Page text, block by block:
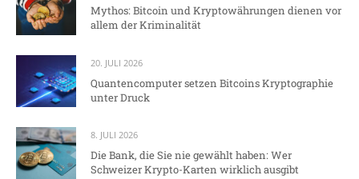
Mythos: Bitcoin und Kryptowährungen dienen vor
allem der Kriminalität
20. JULI 2026
Quantencomputer setzen Bitcoins Kryptographie
unter Druck
8. JULI 2026
Die Bank, die Sie nie gewählt haben: Wer
Schweizer Krypto-Karten wirklich ausgibt